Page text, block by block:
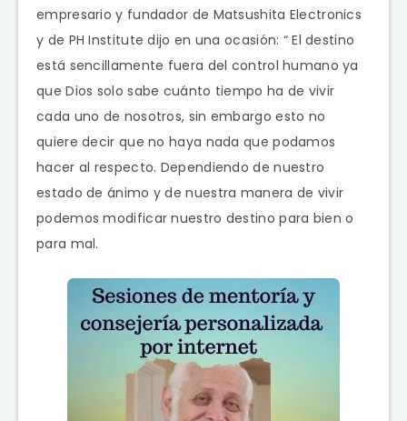
empresario y fundador de Matsushita Electronics
y de PH Institute dijo en una ocasión: “ El destino
está sencillamente fuera del control humano ya
que Dios solo sabe cuánto tiempo ha de vivir
cada uno de nosotros, sin embargo esto no
quiere decir que no haya nada que podamos
hacer al respecto. Dependiendo de nuestro
estado de ánimo y de nuestra manera de vivir
podemos modificar nuestro destino para bien o
para mal.